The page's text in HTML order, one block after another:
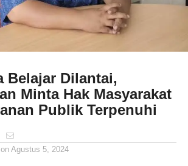
Belajar Dilantai,
Minta Hak Masyarakat
Publik Terpenuhi
Agustus 5, 2024